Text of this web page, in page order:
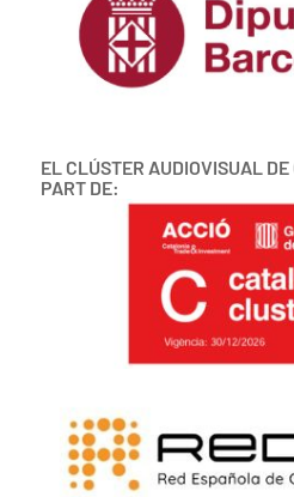
EL CLÚSTER AUDIOVISUAL
PART DE: